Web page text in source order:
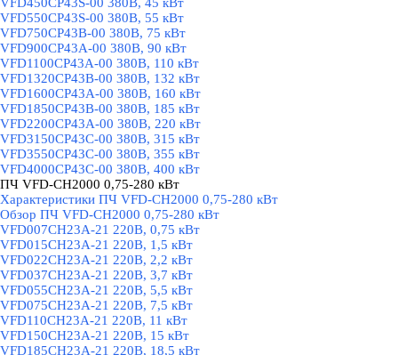
VFD550CP43S-00 380В, 55 кВт
VFD750CP43B-00 380В, 75 кВт
VFD900CP43A-00 380В, 90 кВт
VFD1100CP43A-00 380В, 110 кВт
VFD1320CP43B-00 380В, 132 кВт
VFD1600CP43A-00 380В, 160 кВт
VFD1850CP43B-00 380В, 185 кВт
VFD2200CP43A-00 380В, 220 кВт
VFD3150CP43C-00 380В, 315 кВт
VFD3550CP43C-00 380В, 355 кВт
VFD4000CP43C-00 380В, 400 кВт
ПЧ VFD-CH2000 0,75-280 кВт
Характеристики ПЧ VFD-CH2000 0,75-280 кВт
Обзор ПЧ VFD-CH2000 0,75-280 кВт
VFD007CH23A-21 220В, 0,75 кВт
VFD015CH23A-21 220В, 1,5 кВт
VFD022CH23A-21 220В, 2,2 кВт
VFD037CH23A-21 220В, 3,7 кВт
VFD055CH23A-21 220В, 5,5 кВт
VFD075CH23A-21 220В, 7,5 кВт
VFD110CH23A-21 220В, 11 кВт
VFD150CH23A-21 220В, 15 кВт
VFD185CH23A-21 220В, 18,5 кВт